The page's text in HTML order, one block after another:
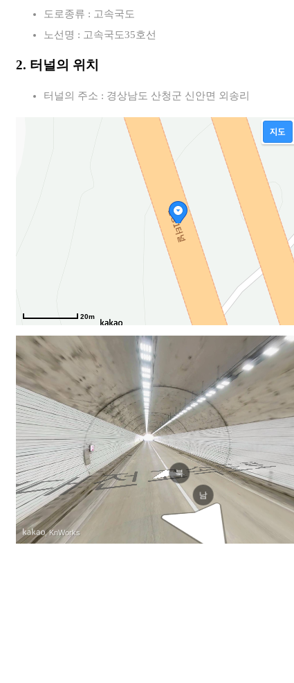
도로종류 : 고속국도
노선명 : 고속국도35호선
2. 터널의 위치
터널의 주소 : 경상남도 산청군 신안면 외송리
20m
도로
도로
북
남
, KnWorks